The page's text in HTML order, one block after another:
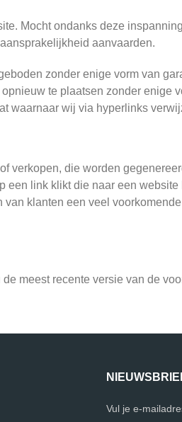
Mocht ondanks deze
aanvaarden.
zonder enige vorm van
te plaatsen zonder enige
waarnaar wij via hyperlinks
verkopen, die worden
een link klikt die naar een
klanten een veel
meest recente versie van de
Vul je e-